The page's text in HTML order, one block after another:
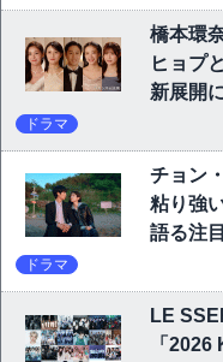
橋本環
ヒョプ
新展開
ドラマ
チョン
粘り強
語る注
ドラマ
LE
「